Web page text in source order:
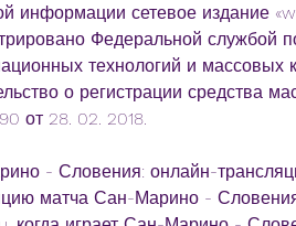
информации сетевое издание
Федеральной службой
технологий и массовых
о регистрации средства
от 28. 02. 2018.
- Словения: онлайн-
матча Сан-Марино -